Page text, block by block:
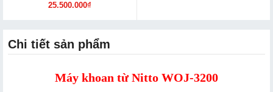
25.500.000₫
Chi tiết sản phẩm
Máy khoan từ Nitto WOJ-3200